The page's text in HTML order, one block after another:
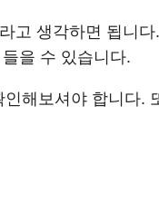
고 생각하면 됩니
을 수 있습니다.
해보셔야 합니다